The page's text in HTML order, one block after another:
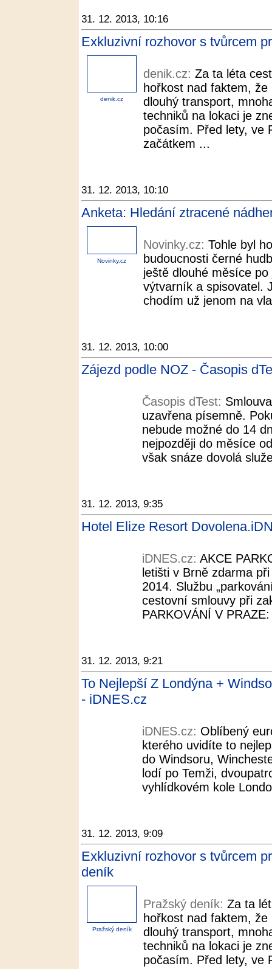
31. 12. 2013, 10:16
Exkluzivní rozhovor s tvůrcem
denik.cz
denik.cz: Za ta léta
hořkost nad faktem,
dlouhý transport,
techniků na lokaci je
počasím. Před lety, ve
začátkem ...
31. 12. 2013, 10:10
Anketa: Hledání ztracené
Novinky.cz
Novinky.cz: Tohle byl
budoucnosti černé
ještě dlouhé měsíce
výtvarník a spisovatel.
chodím už jenom na
31. 12. 2013, 10:00
Zájezd podle NOZ - Časopis
Časopis dTest:
uzavřena písemně.
nebude možné do 14
nejpozději do měsíce
však snáze dovolá
31. 12. 2013, 9:35
Hotel Elize Resort
iDNES.cz: AKCE
letišti v Brně zdarma
2014. Službu
cestovní smlouvy při
PARKOVÁNÍ V
31. 12. 2013, 9:21
To Nejlepší Z Londýna +
- iDNES.cz
iDNES.cz: Oblíbený
kterého uvidíte to
do Windsoru,
lodí po Temži,
vyhlídkovém kole
31. 12. 2013, 9:09
Exkluzivní rozhovor s tvůrcem
deník
Pražský deník
Pražský deník: Za ta
hořkost nad faktem,
dlouhý transport,
techniků na lokaci je
počasím. Před lety, ve